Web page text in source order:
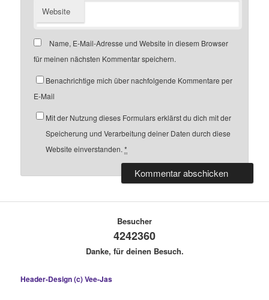
Website
Name, E-Mail-Adresse und Website in diesem Browser
für meinen nächsten Kommentar speichern.
Benachrichtige mich über nachfolgende Kommentare per
E-Mail
Mit der Nutzung dieses Formulars erklärst du dich mit der
Speicherung und Verarbeitung deiner Daten durch diese
Website einverstanden.*
Besucher
4242360
Danke, für deinen Besuch.
Header-Design (c) Vee-Jas